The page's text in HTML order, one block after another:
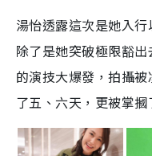
湯怡透露這次是她入
除了是她突破極限豁
的演技大爆發，拍攝
了五、六天，更被掌